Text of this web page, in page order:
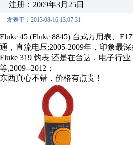
注册：2009年3月25日
发表于：2013-08-16 13:07:31
Fluke 45 (Fluke 8845) 台式万用表、
通，直流电压;2005-2009年，印象最
Fluke 319 钩表 还是在台达，电子行
等,2009--2012；
东西真心不错，价格有点贵！